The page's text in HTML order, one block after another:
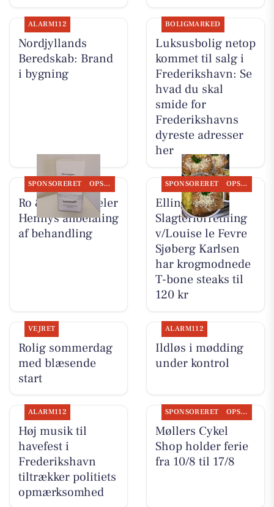
ALARM112
Nordjyllands
Beredskab: Brand
i bygning
BOLIGMARKED
Luksusbolig netop
kommet til salg i
Frederikshavn: Se
hvad du skal
smide for
Frederikshavns
dyreste adresser
her
SPONSORERET OPSLAGSTAVLEN
Ro & velvære deler
Hennys anbefaling
af behandling
SPONSORERET OPSLAGSTAVLEN
Elling
Slagterforretning
v/Louise le Fevre
Sjøberg Karlsen
har krogmodnede
T-bone steaks til
120 kr
VEJRET
Rolig sommerdag
med blæsende
start
ALARM112
Ildløs i mødding
under kontrol
ALARM112
Høj musik til
havefest i
Frederikshavn
tiltrækker politiets
opmærksomhed
SPONSORERET OPSLAGSTAVLEN
Møllers Cykel
Shop holder ferie
fra 10/8 til 17/8